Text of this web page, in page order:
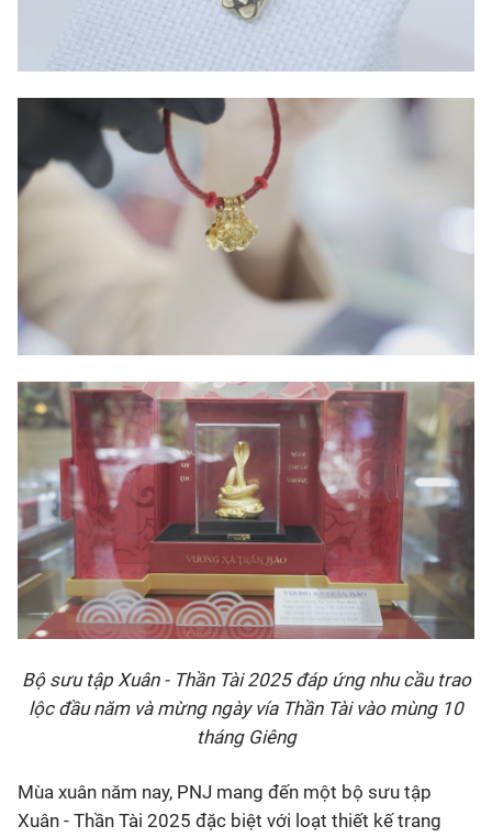
Bộ sưu tập Xuân - Thần Tài 2025 đáp ứng nhu cầu trao
lộc đầu năm và mừng ngày vía Thần Tài vào mùng 10
tháng Giêng
Mùa xuân năm nay, PNJ mang đến một bộ sưu tập
Xuân - Thần Tài 2025 đặc biệt với loạt thiết kế trang